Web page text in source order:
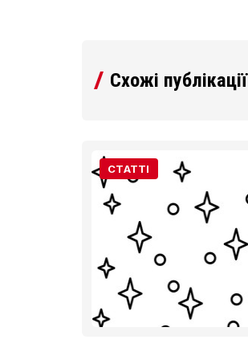
Схожі публікації
СТАТТІ